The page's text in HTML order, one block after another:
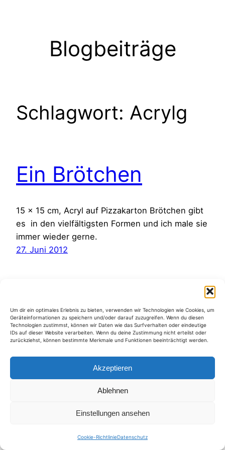
Um dir ein optimales Erlebnis zu bieten, verwenden wir Technologien wie Cookies, um
Geräteinformationen zu speichern und/oder darauf zuzugreifen. Wenn du diesen
Technologien zustimmst, können wir Daten wie das Surfverhalten oder eindeutige
IDs auf dieser Website verarbeiten. Wenn du deine Zustimmung nicht erteilst oder
zurückziehst, können bestimmte Merkmale und Funktionen beeinträchtigt werden.
Akzeptieren
Ablehnen
Einstellungen ansehen
Cookie-RichtlinieDatenschutz
Blogbeiträge
Schlagwort: Acrylg
Ein Brötchen
15 x 15 cm, Acryl auf Pizzakarton Brötchen gibt
es in den vielfältigsten Formen und ich male sie
immer wieder gerne.
27. Juni 2012
Kategorien